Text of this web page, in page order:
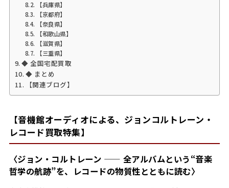
【兵庫県】
【京都府】
【奈良県】
【和歌山県】
【滋賀県】
【三重県】
◆ 全国宅配買取
◆ まとめ
【関連ブログ】
【音機館オーディオによる、ジョンコルトレーン・
レコード買取特集】
〈ジョン・コルトレーン —— 全アルバムという“音楽
哲学の航跡”を、レコードの物質性とともに読む〉